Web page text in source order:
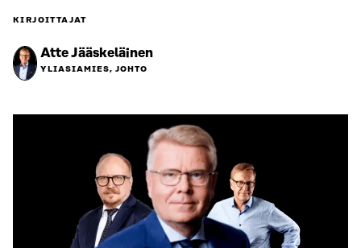
KIRJOITTAJAT
Atte Jääskeläinen
YLIASIAMIES, JOHTO